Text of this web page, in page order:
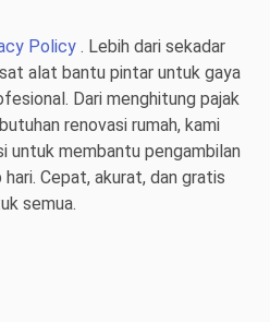
Policy. Lebih dari sekadar
alat bantu pintar untuk gaya
Dari menghitung pajak
renovasi rumah, kami
untuk membantu pengambilan
Cepat, akurat, dan gratis
semua.